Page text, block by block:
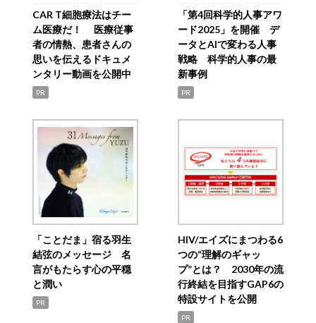
CAR T細胞療法はチー
ム医療だ！ 医療従事
者の情熱、患者さんの
思いを伝えるドキュメ
ンタリー動画を公開中
PR
「第4回科学的人事アワ
ード2025」を開催 デ
ータとAIで変わる人事
戦略 科学的人事の最
新事例
PR
「ことだま」宿る羽生
結弦のメッセージ 名
言がもたらす心の平穏
と潤い
PR
HIV/エイズにまつわる6
つの“理解のギャッ
プ”とは？ 2030年の流
行終結を目指すGAP6の
特設サイトを公開
PR